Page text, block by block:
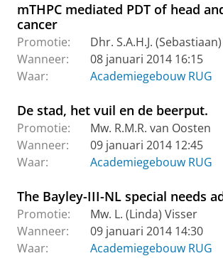
mTHPC mediated PDT of head
cancer
Promotie:
Dhr. S.A.H.J.
Wanneer:
08 januari 2014 16:15
Waar:
Academiegebouw RUG
De stad, het vuil en de beerput.
Promotie:
Mw. R.M.R. van Oosten
Wanneer:
09 januari 2014 12:45
Waar:
Academiegebouw RUG
The Bayley-III-NL special needs
Promotie:
Mw. L. (Linda) Visser
Wanneer:
09 januari 2014 14:30
Waar:
Academiegebouw RUG